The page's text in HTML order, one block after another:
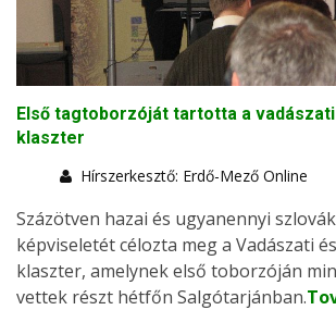
Első tagtoborzóját tartotta a
klaszter
Hírszerkesztő: Erdő-Mező Online
Százötven hazai és ugyanennyi
képviseletét célozta meg a Vadászati
klaszter, amelynek első toborzóján
vettek részt hétfőn Salgótarjánban.